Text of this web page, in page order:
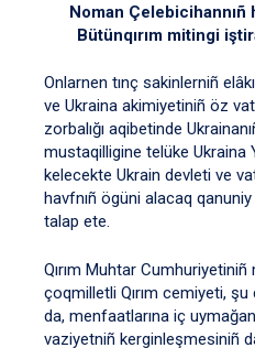
Noman Çelebicihannıñ
Bütünqırım mitingi
Onlarnen tınç sakinlerniñ
ve Ukraina akimiyetiniñ öz
zorbalığı aqibetinde
mustaqilligine telüke Ukraina
kelecekte Ukrain devleti ve
havfnıñ ögüni alacaq
talap ete.
Qırım Muhtar
çoqmilletli Qırım cemiyeti, şu
da, menfaatlarına iç
vaziyetniñ kerginleşmesiniñ